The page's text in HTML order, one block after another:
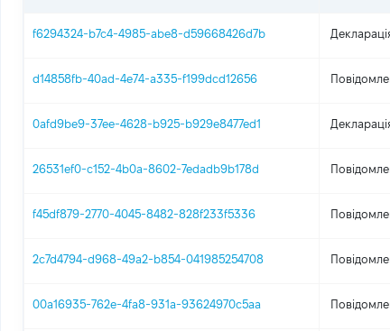
f6294324-b7c4-4985-abe8-d59668426d7b
d14858fb-40ad-4e74-a335-f199dcd12656
0afd9be9-37ee-4628-b925-b929e8477ed1
26531ef0-c152-4b0a-8602-7edadb9b178d
f45df879-2770-4045-8482-828f233f5336
2c7d4794-d968-49a2-b854-041985254708
00a16935-762e-4fa8-931a-93624970c5aa